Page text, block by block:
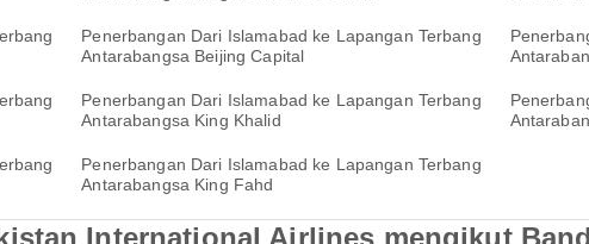
Penerbangan Dari Islamabad ke Lapangan Terbang
Antarabangsa Beijing Capital
Penerbangan Dari Islamabad ke Lapangan Terbang
Antarabangsa King Khalid
Penerbangan Dari Islamabad ke Lapangan Terbang
Antarabangsa King Fahd
International Airlines mengikut